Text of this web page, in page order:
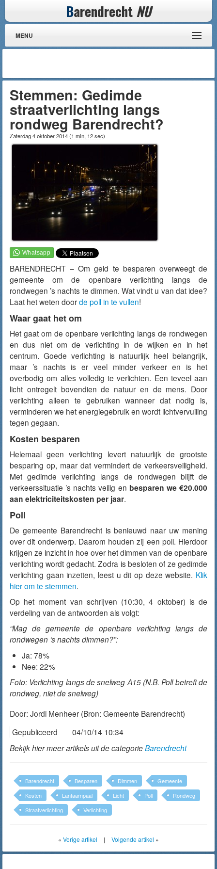
Barendrecht NU
MENU
Stemmen: Gedimde
straatverlichting langs
rondweg Barendrecht?
Zaterdag 4 oktober 2014(1 min, 12 sec)
BARENDRECHT – Om geld te besparen overweegt de
gemeente om de openbare verlichting langs de
rondwegen ’s nachts te dimmen. Wat vindt u van dat idee?
Laat het weten doorde poll in te vullen!
Waar gaat het om
Het gaat om de openbare verlichting langs de rondwegen
en dus niet om de verlichting in de wijken en in het
centrum. Goede verlichting is natuurlijk heel belangrijk,
maar ’s nachts is er veel minder verkeer en is het
overbodig om alles volledig te verlichten. Een teveel aan
licht ontregelt bovendien de natuur en de mens. Door
verlichting alleen te gebruiken wanneer dat nodig is,
verminderen we het energiegebruik en wordt lichtvervuiling
tegen gegaan.
Kosten besparen
Helemaal geen verlichting levert natuurlijk de grootste
besparing op, maar dat vermindert de verkeersveiligheid.
Met gedimde verlichting langs de rondwegen blijft de
verkeerssituatie ’s nachts veilig en besparen we €20.000
aan elektriciteitskosten per jaar.
Poll
De gemeente Barendrecht is benieuwd naar uw mening
over dit onderwerp. Daarom houden zij een poll. Hierdoor
krijgen ze inzicht in hoe over het dimmen van de openbare
verlichting wordt gedacht. Zodra is besloten of ze gedimde
verlichting gaan inzetten, leest u dit op deze website. Klik
hier om te stemmen.
Op het moment van schrijven (10:30, 4 oktober) is de
verdeling van de antwoorden als volgt:
“Mag de gemeente de openbare verlichting langs de
rondwegen ‘s nachts dimmen?”:
Ja: 78%
Nee: 22%
Foto: Verlichting langs de snelweg A15 (N.B. Poll betreft de
rondweg, niet de snelweg)
Door: Jordi Menheer (Bron: Gemeente Barendrecht)
Gepubliceerd
04/10/14 10:34
Bekijk hier meer artikels uit de categorieBarendrecht
Barendrecht Besparen Dimmen
Gemeente
Kosten
Lantaarnpaal Licht Poll
Rondweg
Straatverlichting
Verlichting
« Vorige artikel | Volgende artikel »